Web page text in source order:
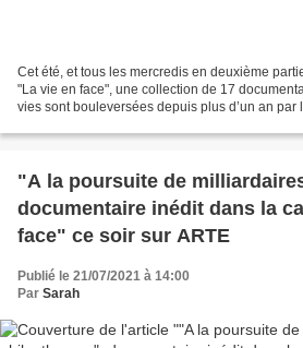
Cet été, et tous les mercredis en deuxième
"La vie en face", une collection de 17
vies sont bouleversées depuis plus d’un an par
"A la poursuite de
documentaire inédit dans la
face" ce soir sur ARTE
Publié le 21/07/2021 à 14:00
Par Sarah